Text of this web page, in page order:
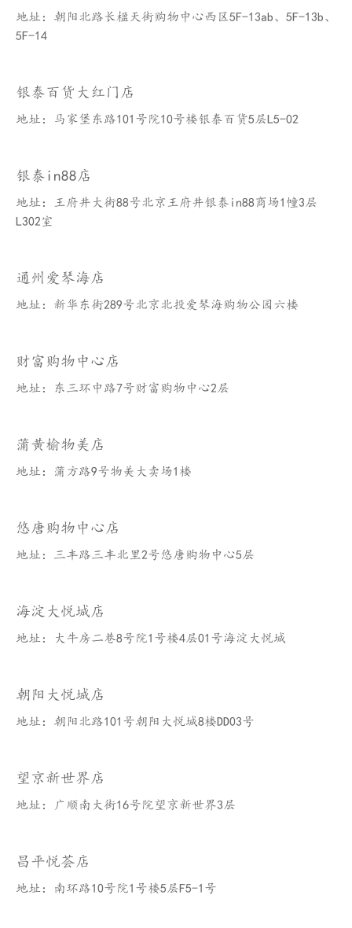
地址：朝阳北路长楹天街购物中心西区5F-13ab、5F-13b、
5F-14
银泰百货大红门店
地址：马家堡东路101号院10号楼银泰百货5层L5-02
银泰in88店
地址：王府井大街88号北京王府井银泰in88商场1幢3层
L302室
通州爱琴海店
地址：新华东街289号北京北投爱琴海购物公园六楼
财富购物中心店
地址：东三环中路7号财富购物中心2层
蒲黄榆物美店
地址：蒲方路9号物美大卖场1楼
悠唐购物中心店
地址：三丰路三丰北里2号悠唐购物中心5层
海淀大悦城店
地址：大牛房二巷8号院1号楼4层01号海淀大悦城
朝阳大悦城店
地址：朝阳北路101号朝阳大悦城8楼DD03号
望京新世界店
地址：广顺南大街16号院望京新世界3层
昌平悦荟店
地址：南环路10号院1号楼5层F5-1号